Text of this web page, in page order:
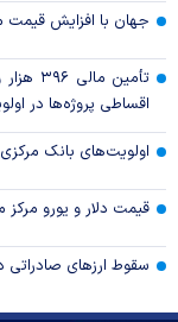
جهان با افزایش قیمت
اقساطی پروژه‌ها در
اولویت‌های بانک
قیمت دلار و یورو مرکز مبادله
سقوط ارزهای صادراتی